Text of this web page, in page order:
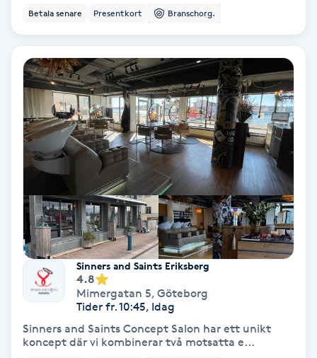
Hårborttagning
Hårförlängning
Hårvård
Hälsa
Hälsprickor
Idrottsmassage
IPL hårborttagning
Betala senare Presentkort Branschorg.
Sinners and Saints Eriksberg
4.8
Mimergatan 5, Göteborg
Tider fr. 10:45, Idag
Sinners and Saints Concept Salon har ett unikt
koncept där vi kombinerar två motsatta e...